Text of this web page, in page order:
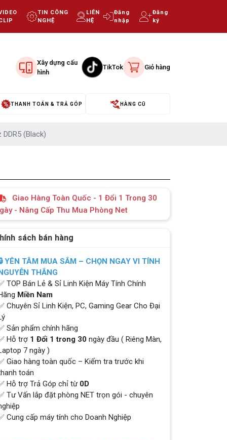
TIN CÔNG
NGHỆ
LIÊN
HỆ
Đăng
nhập
Đăng
ký
Xây dựng cấu
hình
TikTok Giỏ hàng
THANH TOÁN & TRẢ GÓP HÀNG CŨ
(Black)
Giao Hàng Toàn Quốc - 1 Đổi 1 Trong 30
- Nâng Cấp Thu Mua Phòng Net
sách bán hàng
YÊN TÂM MUA SẮM – CHỌN NGAY VI TÍNH
THẮNG
TOP Bán Lẻ & Sỉ Linh Kiện Máy Tính Chính
Miền Nam
Chuyên Sỉ Linh Kiện, PC, Gaming Gear Cho Đại
Sản phẩm chính hãng
Hỗ trợ 1 Đổi 1 trong 30 ngày đầu ( Riêng Màn,
7 ngày )
Giao hàng toàn quốc – Kiểm tra trước khi
toán
Hỗ trợ Trả Góp chỉ từ 0D
Tư Vấn lắp đặt phòng NET trọn gói - chuyên
Cung cấp máy tính cho Doanh Nghiệp